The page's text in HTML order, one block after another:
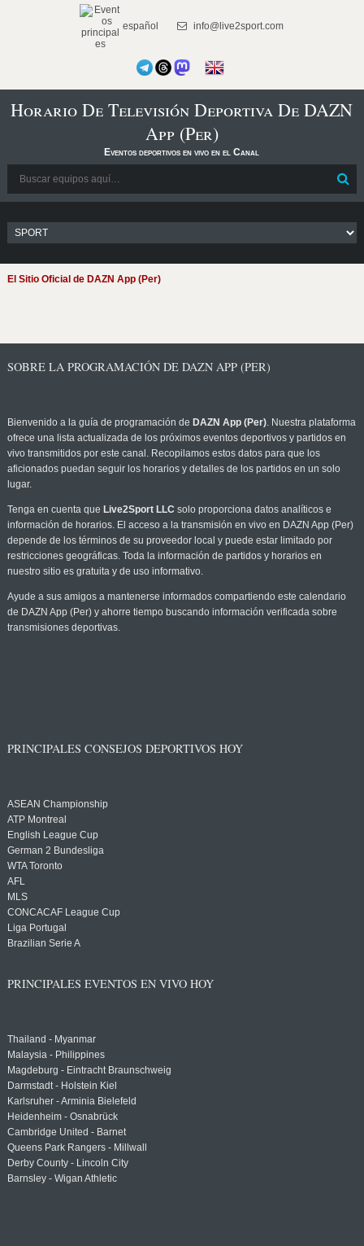
español info@live2sport.com
Horario De Televisión Deportiva De DAZN
App (Per)
Eventos deportivos en vivo en el Canal
El Sitio Oficial de DAZN App (Per)
SOBRE LA PROGRAMACIÓN DE DAZN APP (PER)
Bienvenido a la guía de programación de DAZN App (Per). Nuestra plataforma
ofrece una lista actualizada de los próximos eventos deportivos y partidos en
vivo transmitidos por este canal. Recopilamos estos datos para que los
aficionados puedan seguir los horarios y detalles de los partidos en un solo
lugar.
Tenga en cuenta que Live2Sport LLC solo proporciona datos analíticos e
información de horarios. El acceso a la transmisión en vivo en DAZN App (Per)
depende de los términos de su proveedor local y puede estar limitado por
restricciones geográficas. Toda la información de partidos y horarios en
nuestro sitio es gratuita y de uso informativo.
Ayude a sus amigos a mantenerse informados compartiendo este calendario
de DAZN App (Per) y ahorre tiempo buscando información verificada sobre
transmisiones deportivas.
PRINCIPALES CONSEJOS DEPORTIVOS HOY
ASEAN Championship
ATP Montreal
English League Cup
German 2 Bundesliga
WTA Toronto
AFL
MLS
CONCACAF League Cup
Liga Portugal
Brazilian Serie A
PRINCIPALES EVENTOS EN VIVO HOY
Thailand - Myanmar
Malaysia - Philippines
Magdeburg - Eintracht Braunschweig
Darmstadt - Holstein Kiel
Karlsruher - Arminia Bielefeld
Heidenheim - Osnabrück
Cambridge United - Barnet
Queens Park Rangers - Millwall
Derby County - Lincoln City
Barnsley - Wigan Athletic